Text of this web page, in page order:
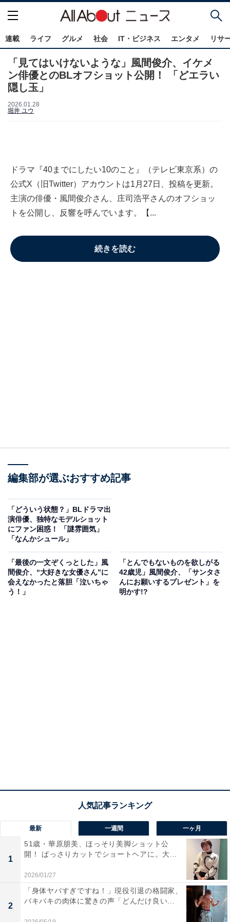
連載 ライフ グルメ 社会 IT・ビジネス エンタメ リサ
「見てはいけないような」風間俊介、イケメ
ン俳優とのBLオフショット公開！ 「どエラい
隠し玉」
2026.01.28
堀井 ユウ
ドラマ『40までにしたい10のこと』（テレビ東京系）の
公式X（旧Twitter）アカウントは1月27日、投稿を更新。
主演の俳優・風間俊介さん、庄司浩平さんのオフショッ
トを公開し、反響を呼んでいます。【...
続きを読む
編集部が選ぶおすすめ記事
「どういう状態？」BLドラマ出
演俳優、独特なモデルショット
にファン困惑！ 「謎雰囲気」
「なんかシュール」
「最後の一文ぞくっとした」風
間俊介、“大好きな女優さん”に
会えなかったと落胆「泣いちゃ
う！」
「とんでもないものを欲しがる
42歳児」風間俊介、「サンタさ
んにお願いするプレゼント」を
明かす!?
最新 一週間 一ヶ月
1
51歳・華原朋美、ほっそり美脚ショット公
開！ ばっさりカットでショートヘアに。大...
2026/01/27
2
「身体ヤバすぎですね！」現役引退の格闘家、
バキバキの肉体に驚きの声「どんだけ良い...